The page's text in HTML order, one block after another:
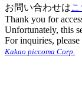
お問い合わせは
Thank you for
Unfortunately, this
For inquiries, please
Kakao piccoma Corp.